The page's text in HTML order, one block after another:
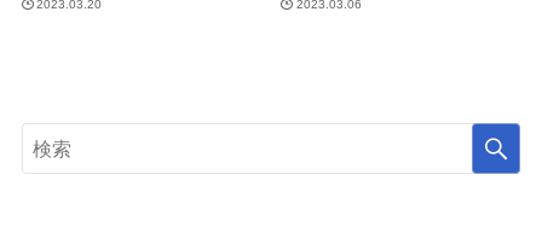
2023.03.20 2023.03.06